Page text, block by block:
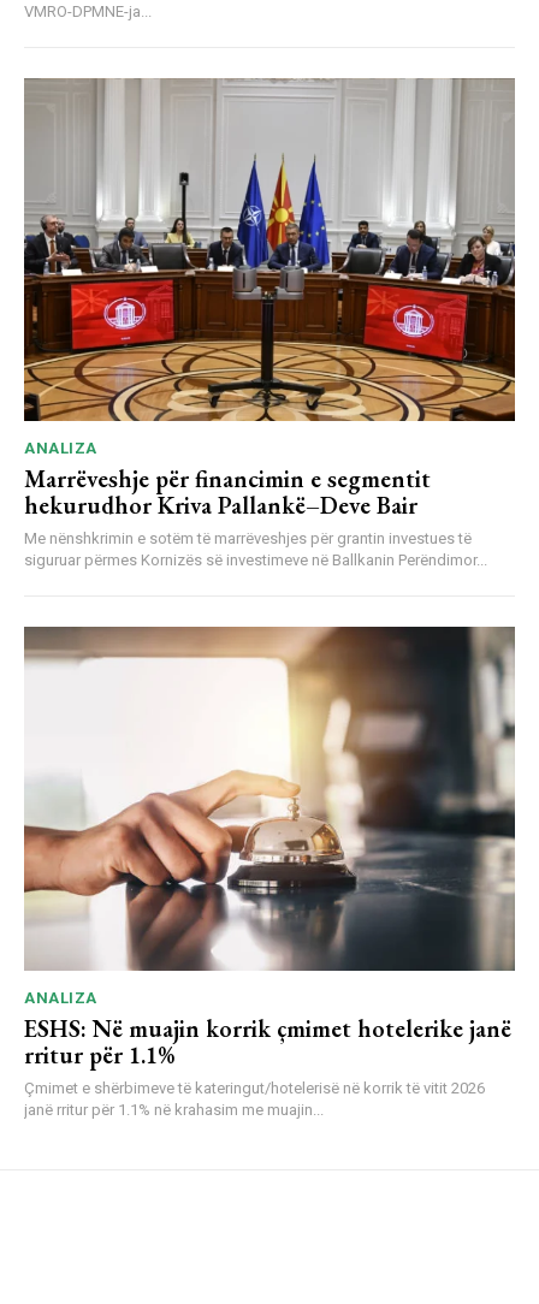
VMRO-DPMNE-ja...
ANALIZA
Marrëveshje për financimin e segmentit
hekurudhor Kriva Pallankë–Deve Bair
Me nënshkrimin e sotëm të marrëveshjes për grantin investues të
siguruar përmes Kornizës së investimeve në Ballkanin Perëndimor...
ANALIZA
ESHS: Në muajin korrik çmimet hotelerike janë
rritur për 1.1%
Çmimet e shërbimeve të kateringut/hotelerisë në korrik të vitit 2026
janë rritur për 1.1% në krahasim me muajin...